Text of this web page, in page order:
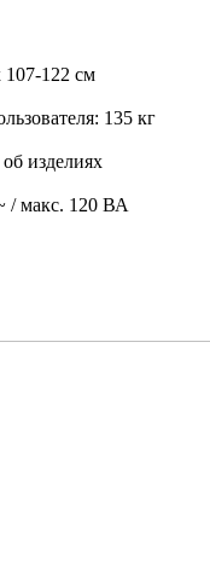
122 см
135 кг
изделиях
/ макс. 120 ВА